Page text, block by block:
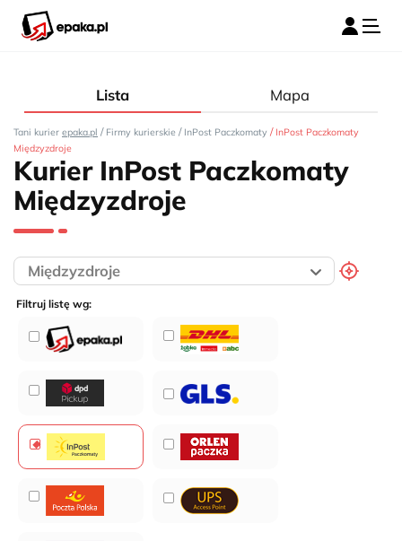
Lista Mapa
Tani kurier epaka.pl / Firmy kurierskie / InPost Paczkomaty / InPost Paczkomaty
Międzyzdroje
Kurier InPost Paczkomaty
Międzyzdroje
Filtruj listę wg: